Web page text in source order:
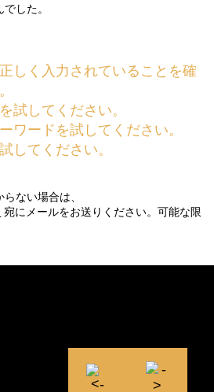
した。
しく入力されていることを確
試してください。
ワードを試してください。
してください。
ない場合は、
宛にメールをお送りください。可能な限